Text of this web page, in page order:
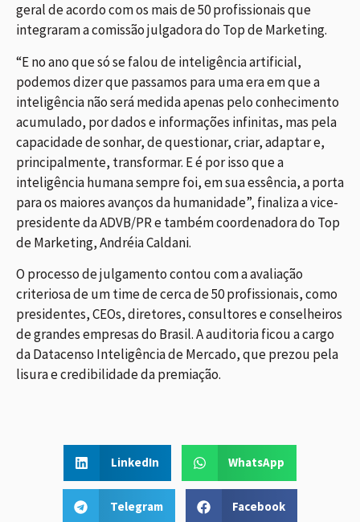
geral de acordo com os mais de 50 profissionais que
integraram a comissão julgadora do Top de Marketing.
“E no ano que só se falou de inteligência artificial,
podemos dizer que passamos para uma era em que a
inteligência não será medida apenas pelo conhecimento
acumulado, por dados e informações infinitas, mas pela
capacidade de sonhar, de questionar, criar, adaptar e,
principalmente, transformar. E é por isso que a
inteligência humana sempre foi, em sua essência, a porta
para os maiores avanços da humanidade”, finaliza a vice-
presidente da ADVB/PR e também coordenadora do Top
de Marketing, Andréia Caldani.
O processo de julgamento contou com a avaliação
criteriosa de um time de cerca de 50 profissionais, como
presidentes, CEOs, diretores, consultores e conselheiros
de grandes empresas do Brasil. A auditoria ficou a cargo
da Datacenso Inteligência de Mercado, que prezou pela
lisura e credibilidade da premiação.
LinkedIn WhatsApp
Telegram Facebook